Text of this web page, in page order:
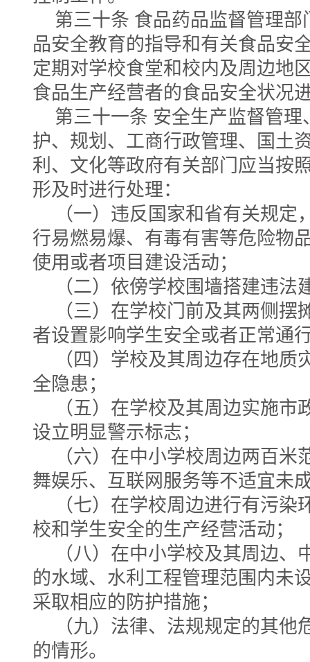
第三十条 食品药品监督管理
品安全教育的指导和有关食品安
定期对学校食堂和校内及周边地
食品生产经营者的食品安全状况
第三十一条 安全生产监督管
护、规划、工商行政管理、国土
利、文化等政府有关部门应当按
形及时进行处理：
（一）违反国家和省有关规定
行易燃易爆、有毒有害等危险物
使用或者项目建设活动；
（二）依傍学校围墙搭建违法
（三）在学校门前及其两侧摆
者设置影响学生安全或者正常通
（四）学校及其周边存在地质
全隐患；
（五）在学校及其周边实施市
设立明显警示标志；
（六）在中小学校周边两百米
舞娱乐、互联网服务等不适宜未
（七）在学校周边进行有污染
校和学生安全的生产经营活动；
（八）在中小学校及其周边、
的水域、水利工程管理范围内未
采取相应的防护措施；
（九）法律、法规规定的其他
的情形。